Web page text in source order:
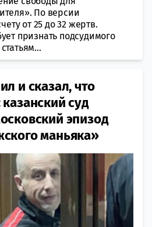
По версии
от 25 до 32 жертв.
признать подсудимого
и сказал, что
суд
эпизод
маньяка»